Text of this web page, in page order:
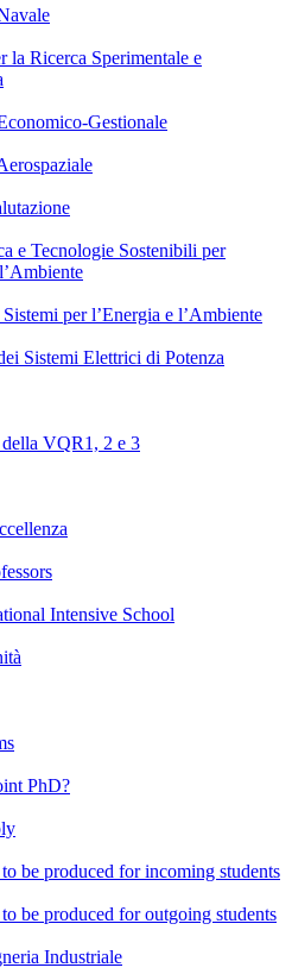
la Ricerca Sperimentale e
Gestionale
e Tecnologie Sostenibili per
per l’Energia e l’Ambiente
Sistemi Elettrici di Potenza
VQR1, 2 e 3
Intensive School
PhD?
be produced for incoming students
be produced for outgoing students
Industriale